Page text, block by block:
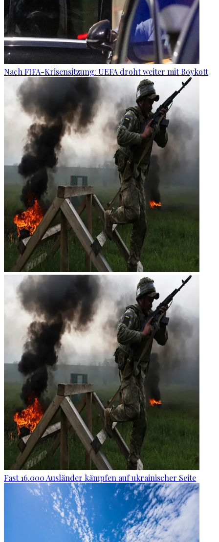
Nach FIFA-Krisensitzung: UEFA droht weiter mit Boykott
Fast 16.000 Ausländer kämpfen auf ukrainischer Seite